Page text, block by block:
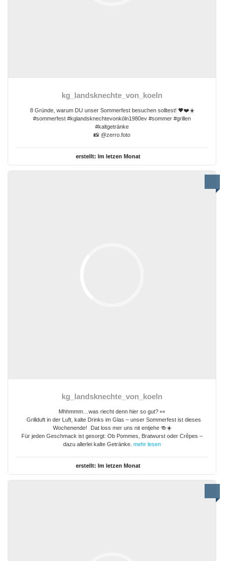
kg_landsknechte_von_koeln
8 Gründe, warum DU unser Sommerfest besuchen solltest! 🖤❤️☀️
#sommerfest #kglandsknechtevonköln1980ev #sommer #grillen
#kaltgetränke
📸 @zerro.foto
erstellt: Im letzen Monat
kg_landsknechte_von_koeln
Mhhmmm…was riecht denn hier so gut? 👀
Grillduft in der Luft, kalte Drinks im Glas – unser Sommerfest ist dieses
Wochenende! Dat loss mer uns nit entjehe 🍻☀️
Für jeden Geschmack ist gesorgt: Ob Pommes, Bratwurst oder Crêpes –
dazu allerlei kalte Getränke. mehr lesen
erstellt: Im letzen Monat